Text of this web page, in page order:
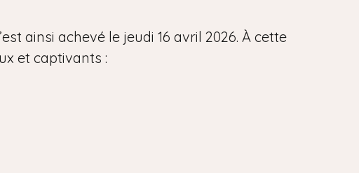
ainsi achevé le jeudi 16 avril 2026. À cette
et captivants :